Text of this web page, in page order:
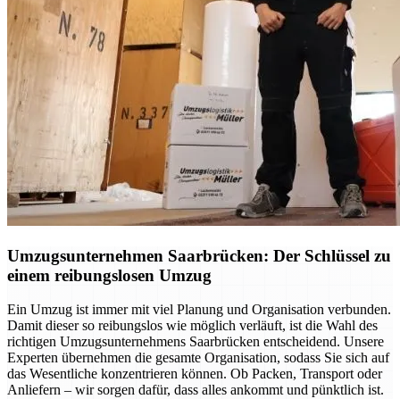
Umzugsunternehmen Saarbrücken: Der Schlüssel zu
einem reibungslosen Umzug
Ein Umzug ist immer mit viel Planung und Organisation verbunden.
Damit dieser so reibungslos wie möglich verläuft, ist die Wahl des
richtigen Umzugsunternehmens Saarbrücken entscheidend. Unsere
Experten übernehmen die gesamte Organisation, sodass Sie sich auf
das Wesentliche konzentrieren können. Ob Packen, Transport oder
Anliefern – wir sorgen dafür, dass alles ankommt und pünktlich ist.